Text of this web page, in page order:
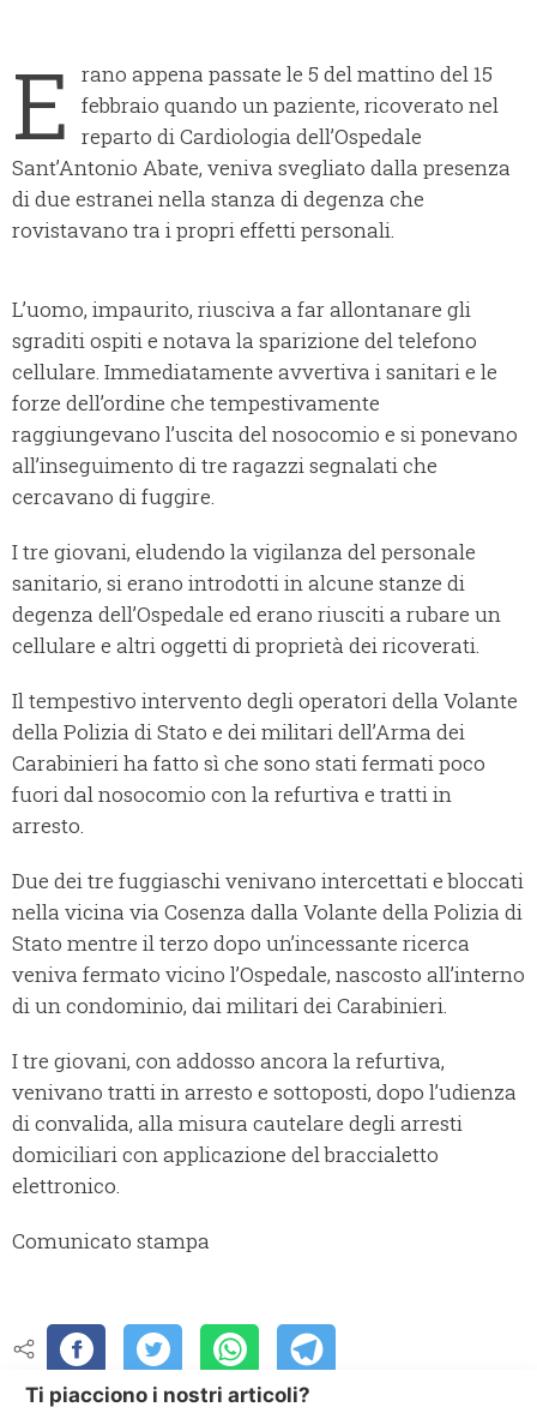
E
rano appena passate le 5 del mattino del 15
febbraio quando un paziente, ricoverato nel
reparto di Cardiologia dell’Ospedale
Sant’Antonio Abate, veniva svegliato dalla presenza
di due estranei nella stanza di degenza che
rovistavano tra i propri effetti personali.
L’uomo, impaurito, riusciva a far allontanare gli
sgraditi ospiti e notava la sparizione del telefono
cellulare. Immediatamente avvertiva i sanitari e le
forze dell’ordine che tempestivamente
raggiungevano l’uscita del nosocomio e si ponevano
all’inseguimento di tre ragazzi segnalati che
cercavano di fuggire.
I tre giovani, eludendo la vigilanza del personale
sanitario, si erano introdotti in alcune stanze di
degenza dell’Ospedale ed erano riusciti a rubare un
cellulare e altri oggetti di proprietà dei ricoverati.
Il tempestivo intervento degli operatori della Volante
della Polizia di Stato e dei militari dell’Arma dei
Carabinieri ha fatto sì che sono stati fermati poco
fuori dal nosocomio con la refurtiva e tratti in
arresto.
Due dei tre fuggiaschi venivano intercettati e bloccati
nella vicina via Cosenza dalla Volante della Polizia di
Stato mentre il terzo dopo un’incessante ricerca
veniva fermato vicino l’Ospedale, nascosto all’interno
di un condominio, dai militari dei Carabinieri.
I tre giovani, con addosso ancora la refurtiva,
venivano tratti in arresto e sottoposti, dopo l’udienza
di convalida, alla misura cautelare degli arresti
domiciliari con applicazione del braccialetto
elettronico.
Comunicato stampa
Ti piacciono i nostri articoli?